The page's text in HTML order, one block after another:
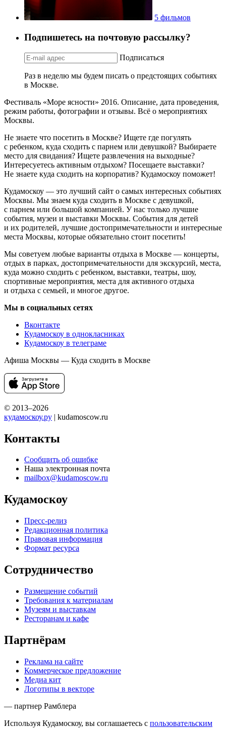
5 фильмов
Подпишетесь на почтовую рассылку?
Подписаться
Раз в неделю мы будем писать о предстоящих событиях
в Москве.
Фестиваль «Море ясности» 2016. Описание, дата проведения,
режим работы, фотографии и отзывы. Всё о мероприятиях
Москвы.
Не знаете что посетить в Москве? Ищете где погулять
с ребенком, куда сходить с парнем или девушкой? Выбираете
место для свидания? Ищете развлечения на выходные?
Интересуетесь активным отдыхом? Посещаете выставки?
Не знаете куда сходить на корпоратив? Кудамоскоу поможет!
Кудамоскоу — это лучший сайт о самых интересных событиях
Москвы. Мы знаем куда сходить в Москве с девушкой,
с парнем или большой компанией. У нас только лучшие
события, музеи и выставки Москвы. События для детей
и их родителей, лучшие достопримечательности и интересные
места Москвы, которые обязательно стоит посетить!
Мы советуем любые варианты отдыха в Москве — концерты,
отдых в парках, достопримечательности для экскурсий, места,
куда можно сходить с ребенком, выставки, театры, шоу,
спортивные мероприятия, места для активного отдыха
и отдыха с семьей, и многое другое.
Мы в социальных сетях
Вконтакте
Кудамоскоу в однокласниках
Кудамоскоу в телеграме
Афиша Москвы — Куда сходить в Москве
© 2013–2026
кудамоскоу.ру | kudamoscow.ru
Контакты
Сообщить об ошибке
Наша электронная почта
mailbox@kudamoscow.ru
Кудамоскоу
Пресс-релиз
Редакционная политика
Правовая информация
Формат ресурса
Сотрудничество
Размещение событий
Требования к материалам
Музеям и выставкам
Ресторанам и кафе
Партнёрам
Реклама на сайте
Коммерческое предложение
Медиа кит
Логотипы в векторе
— партнер Рамблера
Используя Кудамоскоу, вы соглашаетесь с пользовательским